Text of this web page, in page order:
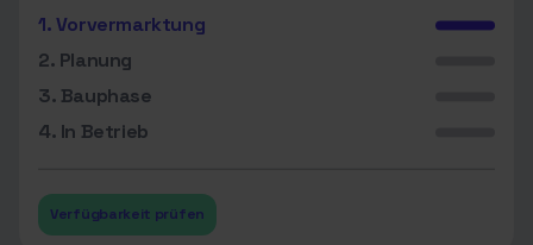
1. Vorvermarktung
2. Planung
3. Bauphase
4. In Betrieb
Verfügbarkeit prüfen